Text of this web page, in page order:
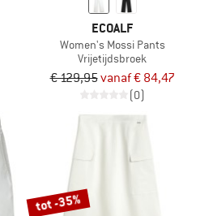
ECOALF
Women's Mossi Pants
Vrijetijdsbroek
€ 129,95vanaf € 84,47
(0)
tot -35%